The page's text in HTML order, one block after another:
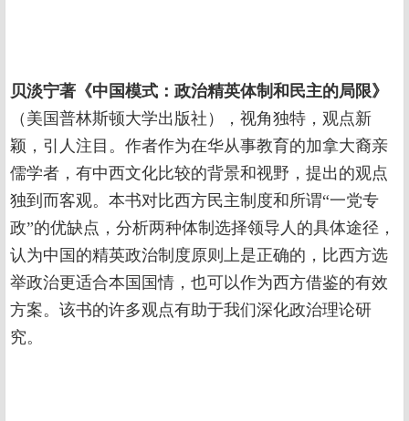
贝淡宁著《中国模式：政治精英体制和民主的局限》
（美国普林斯顿大学出版社），视角独特，观点新
颖，引人注目。作者作为在华从事教育的加拿大裔亲
儒学者，有中西文化比较的背景和视野，提出的观点
独到而客观。本书对比西方民主制度和所谓“一党专
政”的优缺点，分析两种体制选择领导人的具体途径，
认为中国的精英政治制度原则上是正确的，比西方选
举政治更适合本国国情，也可以作为西方借鉴的有效
方案。该书的许多观点有助于我们深化政治理论研
究。